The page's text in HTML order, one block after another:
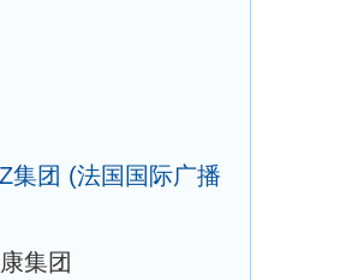
集团 (法国国际广播
集团